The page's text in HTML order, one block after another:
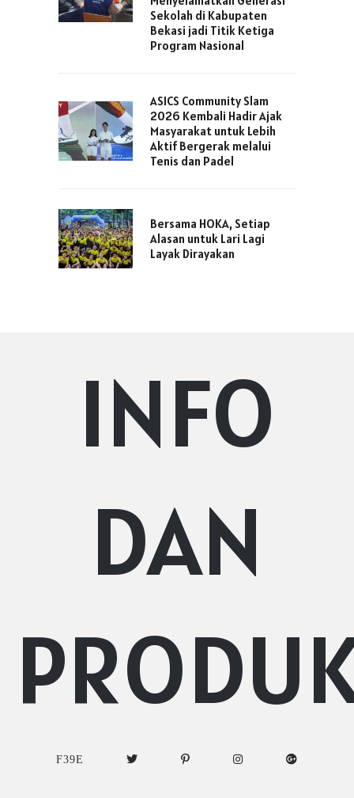
Sekolah di Kabupaten
Bekasi jadi Titik Ketiga
Program Nasional
ASICS Community Slam
2026 Kembali Hadir Ajak
Masyarakat untuk Lebih
Aktif Bergerak melalui
Tenis dan Padel
Bersama HOKA, Setiap
Alasan untuk Lari Lagi
Layak Dirayakan
INFO
DAN